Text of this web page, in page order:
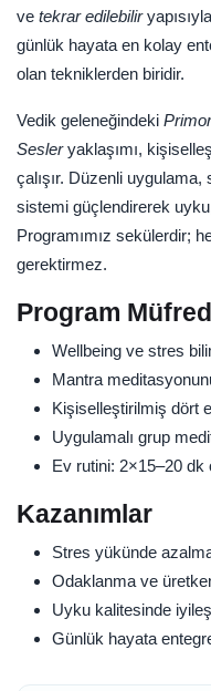
ve tekrar edilebiliryapısıyla
günlük hayata en kolay
olan tekniklerden biridir.
Vedik geleneğindeki
Sesleryaklaşımı,
çalışır. Düzenli uygulama,
sistemi güçlendirerek
Programımız sekülerdir;
gerektirmez.
Program
Wellbeing ve stres
Mantra
Kişiselleştirilmiş dört
Uygulamalı grup
Ev rutini: 2×15–20 dk
Kazanımlar
Stres yükünde
Odaklanma ve
Uyku kalitesinde
Günlük hayata